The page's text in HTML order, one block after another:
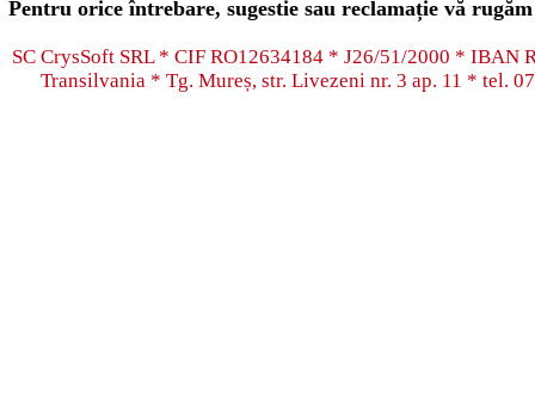
Pentru orice întrebare, sugestie sau reclamație vă
SC CrysSoft SRL * CIF RO12634184 * J26/51/2000 * IBAN
Transilvania * Tg. Mureș, str. Livezeni nr. 3 ap. 11 * tel.